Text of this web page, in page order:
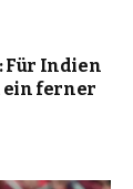
Für Indien
ein ferner